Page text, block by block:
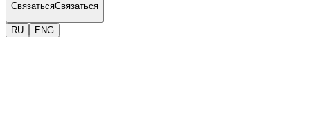
СвязатьсяСвязаться
RU ENG